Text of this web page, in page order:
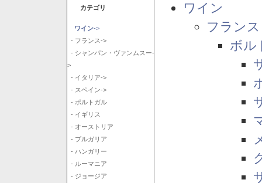
カテゴリ
ワイン->
- フランス->
- シャンパン・ヴァンムスー-
>
- イタリア->
- スペイン->
- ポルトガル
- イギリス
- オーストリア
- ブルガリア
- ハンガリー
- ルーマニア
- ジョージア
ワイン
フランス
ボル